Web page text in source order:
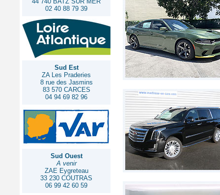
02 40 88 79 39
Sud Est
ZA Les Praderies
8 rue des Jasmins
83 570 CARCES
04 94 69 82 96
Sud Ouest
A venir
ZAE Eygreteau
33 230 COUTRAS
06 99 42 60 59